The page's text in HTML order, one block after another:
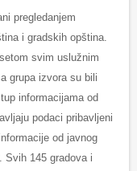
pregledanjem
i gradskih opština.
svim uslužnim
grupa izvora su bili
informacijama od
podaci pribavljeni
od javnog
Svih 145 gradova i